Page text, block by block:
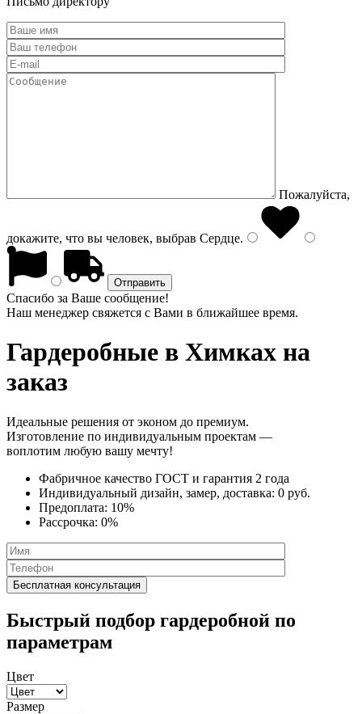
Пожалуйста,
докажите, что вы человек, выбрав Сердце.
Спасибо за Ваше сообщение!
Наш менеджер свяжется с Вами в ближайшее время.
Гардеробные в Химках на
заказ
Идеальные решения от эконом до премиум.
Изготовление по индивидуальным проектам —
воплотим любую вашу мечту!
Фабричное качество ГОСТ и гарантия 2 года
Индивидуальный дизайн, замер, доставка: 0 руб.
Предоплата: 10%
Рассрочка: 0%
Быстрый подбор гардеробной по
параметрам
Цвет
Размер